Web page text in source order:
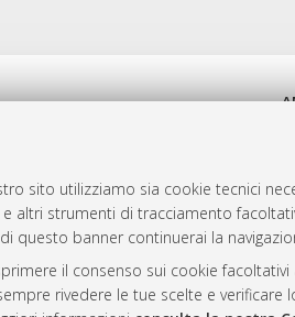
sito utilizziamo sia cookie tecnici
e altri strumenti di tracciamento
questo banner continuerai la
il consenso sui cookie
rivedere le tue scelte e